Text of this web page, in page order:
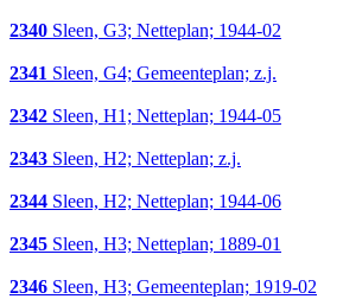
2340 Sleen, G3; Netteplan; 1944-02
2341 Sleen, G4; Gemeenteplan; z.j.
2342 Sleen, H1; Netteplan; 1944-05
2343 Sleen, H2; Netteplan; z.j.
2344 Sleen, H2; Netteplan; 1944-06
2345 Sleen, H3; Netteplan; 1889-01
2346 Sleen, H3; Gemeenteplan; 1919-02